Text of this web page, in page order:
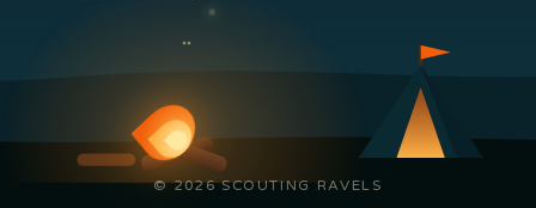
© 2026 SCOUTING RAVELS